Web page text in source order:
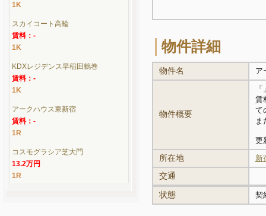
物件詳細
物件名 ア
物件概要
「
賃
て
ま
更
所在地 新
交通
状態
契
1K
スカイコート高輪
賃料：-
1K
KDXレジデンス早稲田鶴巻
賃料：-
1K
アークハウス東新宿
賃料：-
1R
コスモグラシア芝大門
13.2万円
1R